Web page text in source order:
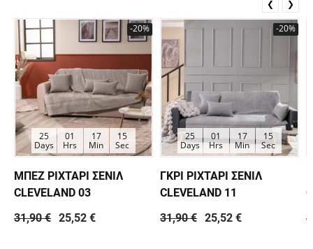
-20%
25
Days
01
Hrs
17
Min
14
Sec
ΜΠΕΖ ΡΙΧΤΑΡΙ ΣΕΝΙΛ
CLEVELAND 03
31,90 € 25,52 €
-20%
25
Days
01
Hrs
17
Min
14
Sec
ΓΚΡΙ ΡΙΧΤΑΡΙ ΣΕΝΙΛ
CLEVELAND 11
31,90 € 25,52 €
❮ ❯